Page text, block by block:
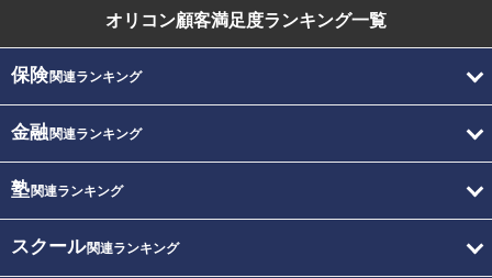
オリコン顧客満足度ランキング一覧
保険関連ランキング
金融関連ランキング
塾関連ランキング
スクール関連ランキング